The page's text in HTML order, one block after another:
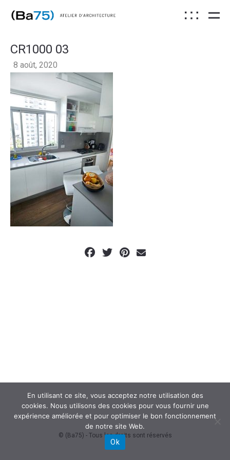
CR1000 03
8 août, 2020
© (Ba75) - Tous les droits sont réservés
En utilisant ce site, vous acceptez notre utilisation des
cookies. Nous utilisons des cookies pour vous fournir une
expérience améliorée et pour optimiser le bon fonctionnement
de notre site Web.
Ok